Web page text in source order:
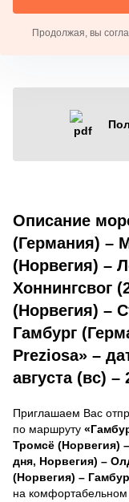
Продолжая, вы
Описание
(Германия) –
(Норвегия) –
Хоннингсвог
(Норвегия) –
Гамбург
Preziosa» –
августа (вс) –
Приглашаем Вас
по маршруту
Тромсё (Норвегия)
дня, Норвегия) –
(Норвегия) –
на